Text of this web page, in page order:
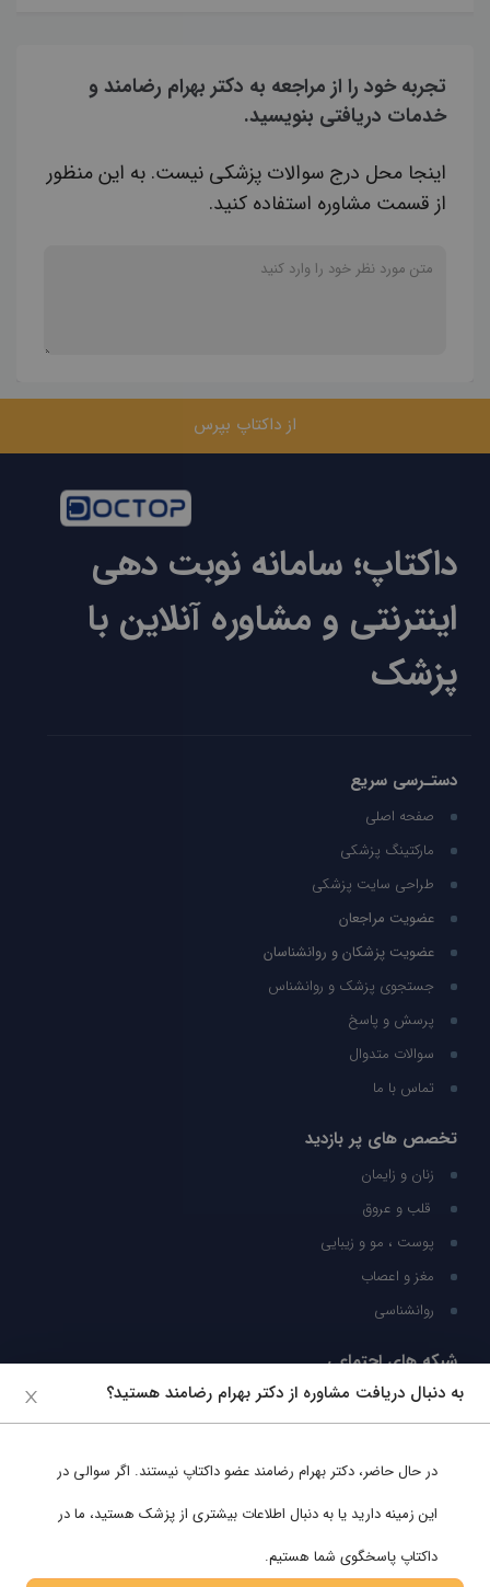
تجربه خود را از مراجعه به دکتر بهرام رضامند و
خدمات دریافتی بنویسید.
اینجا محل درج سوالات پزشکی نیست. به این منظور
از قسمت مشاوره استفاده کنید.
از داکتاپ بپرس
داکتاپ؛ سامانه نوبت دهی
اینترنتی و مشاوره آنلاین با
پزشک
دستـرسی سریع
صفحه اصلی
مارکتینگ پزشکی
طراحی سایت پزشکی
عضویت مراجعان
عضویت پزشکان و روانشناسان
جستجوی پزشک و روانشناس
پرسش و پاسخ
سوالات متدوال
تماس با ما
تخصص های پر بازدید
زنان و زایمان
قلب و عروق
پوست ، مو و زیبایی
مغز و اعصاب
روانشناسی
شبکه های اجتماعی
ما را در شبکه های اجتماعی دنبال کنید
به دنبال دریافت مشاوره از دکتر بهرام رضامند هستید؟
در حال حاضر، دکتر بهرام رضامند عضو داکتاپ نیستند. اگر سوالی در
این زمینه دارید یا به دنبال اطلاعات بیشتری از پزشک هستید، ما در
داکتاپ پاسخگوی شما هستیم.